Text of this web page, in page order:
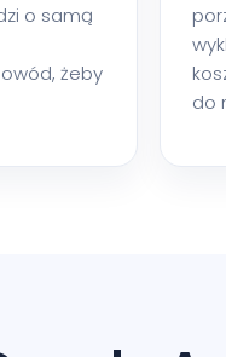
o samą
żeby
do